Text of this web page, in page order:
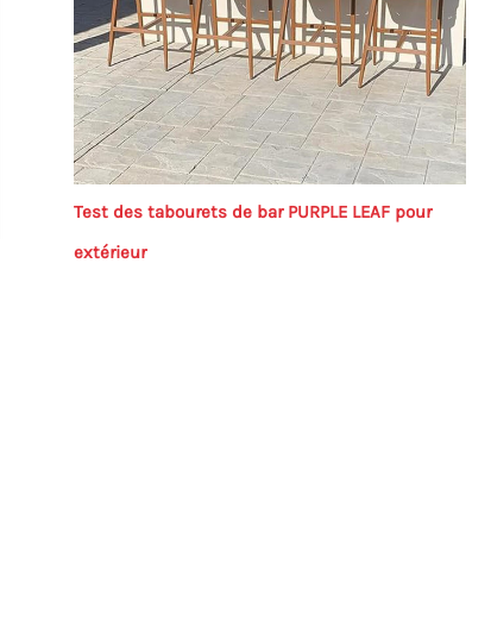
Test des tabourets de bar PURPLE LEAF pour
extérieur